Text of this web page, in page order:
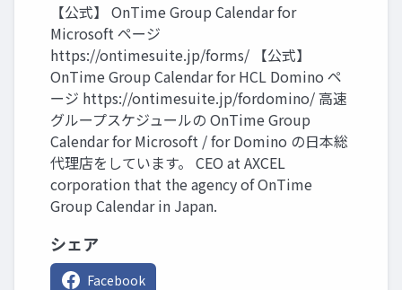
【公式】 OnTime Group Calendar for
Microsoft ページ
https://ontimesuite.jp/forms/ 【公式】
OnTime Group Calendar for HCL Domino ペ
ージ https://ontimesuite.jp/fordomino/ 高速
グループスケジュールの OnTime Group
Calendar for Microsoft / for Domino の日本総
代理店をしています。 CEO at AXCEL
corporation that the agency of OnTime
Group Calendar in Japan.
シェア
Facebook